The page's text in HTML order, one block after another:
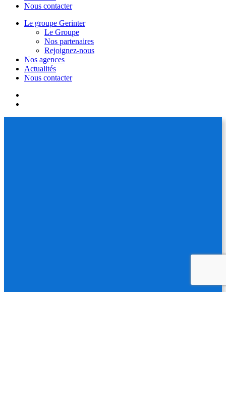
Nous contacter
Le groupe Gerinter
Le Groupe
Nos partenaires
Rejoignez-nous
Nos agences
Actualités
Nous contacter